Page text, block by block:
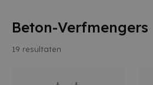
Beton-Verfmengers
19 resultaten